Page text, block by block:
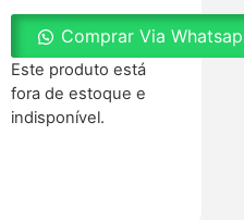
Comprar Via
Este produto está
fora de estoque e
indisponível.